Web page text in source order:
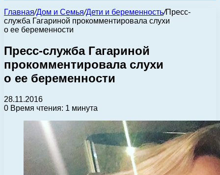
Главная/Дом и Семья/Дети и беременность/Пресс-
служба Гагариной прокомментировала слухи
о ее беременности
Пресс-служба Гагариной
прокомментировала слухи
о ее беременности
28.11.2016
0 Время чтения: 1 минута